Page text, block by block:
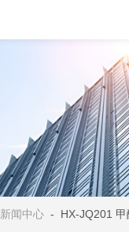
新闻中心 - HX-JQ201 甲醛检测仪